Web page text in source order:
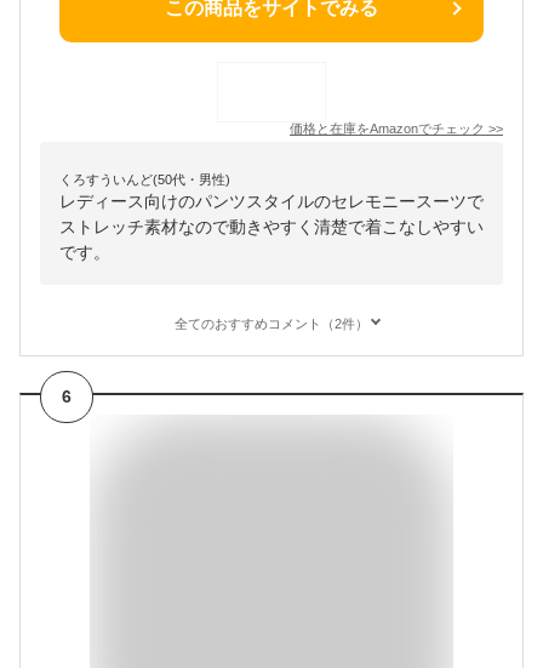
この商品をサイトでみる
価格と在庫をAmazonでチェック >>
くろすういんど(50代・男性)
レディース向けのパンツスタイルのセレモニースーツで
ストレッチ素材なので動きやすく清楚で着こなしやすい
です。
全てのおすすめコメント（2件）
6